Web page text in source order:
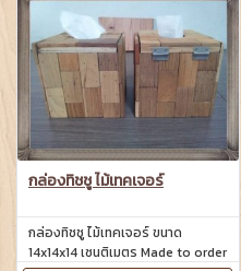
รับทำไม้ใหม่เป็นไม้เก่า รับทำเทคเจอร์
ผิวไม้จากไม้ใหม่เป็นไม้โบราณ ด้วย
เทคนิคพิเศษ
สอบถาม
กล่องทิชชู ไม้เทคเจอร์
กล่องทิชชู ไม้เทคเจอร์ ขนาด
14x14x14 เซนติเมตร Made to order